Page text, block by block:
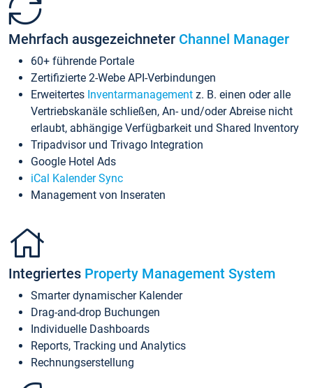
Mehrfach ausgezeichneter Channel Manager
60+ führende Portale
Zertifizierte 2-Webe API-Verbindungen
Erweitertes Inventarmanagement z. B. einen oder alle
Vertriebskanäle schließen, An- und/oder Abreise nicht
erlaubt, abhängige Verfügbarkeit und Shared Inventory
Tripadvisor und Trivago Integration
Google Hotel Ads
iCal Kalender Sync
Management von Inseraten
Integriertes Property Management System
Smarter dynamischer Kalender
Drag-and-drop Buchungen
Individuelle Dashboards
Reports, Tracking und Analytics
Rechnungserstellung